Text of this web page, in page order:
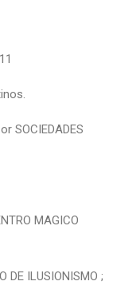
SOCIEDADES
MAGICO
DE ILUSIONISMO ;